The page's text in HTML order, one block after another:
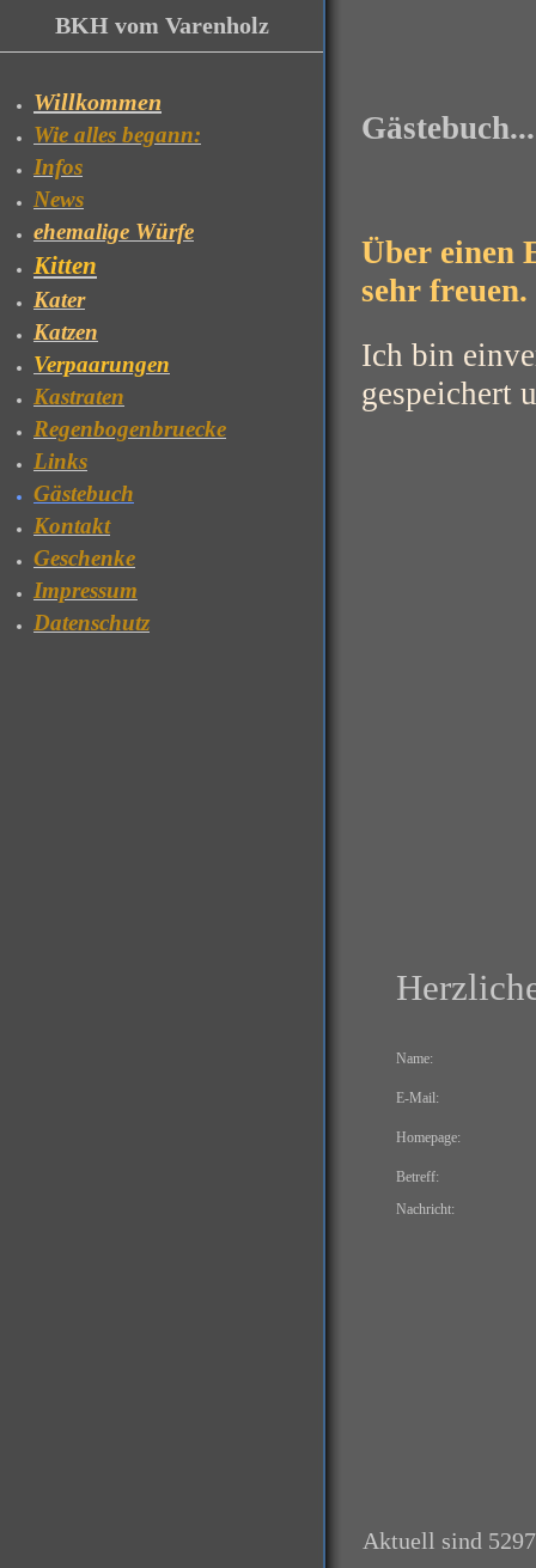
BKH vom Varenholz
Willkommen
Wie alles begann:
Infos
News
ehemalige Würfe
Kitten
Kater
Katzen
Verpaarungen
Kastraten
Regenbogenbruecke
Links
Gästebuch
Kontakt
Geschenke
Impressum
Datenschutz
Über einen
sehr freuen.
Ich bin
gespeichert
Name:
E-Mail:
Homepage:
Betreff:
Nachricht:
Aktuell sind